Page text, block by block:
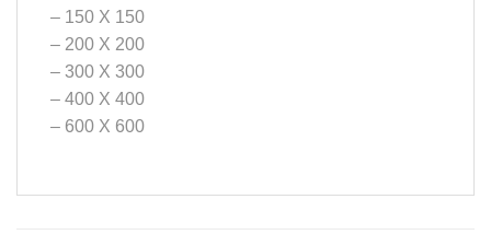
– 150 X 150
– 200 X 200
– 300 X 300
– 400 X 400
– 600 X 600